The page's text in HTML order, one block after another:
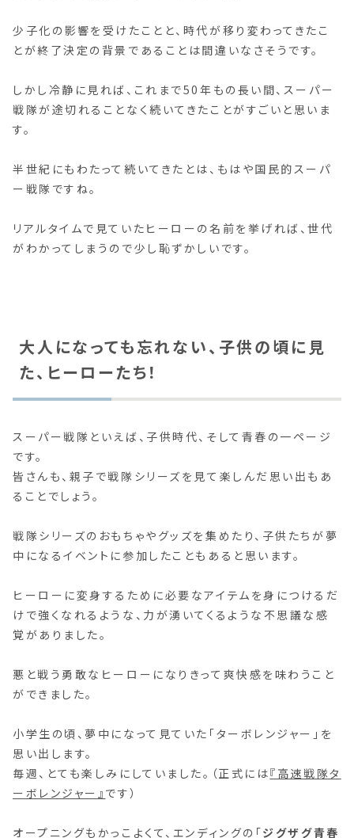
少子化の影響を受けたことと、時代が移り変わってきたこ
とが終了決定の背景であることは間違いなさそうです。
しかし冷静に見れば、これまで50年もの長い間、スーパー
戦隊が途切れることなく続いてきたことがすごいと思いま
す。
半世紀にもわたって続いてきたとは、もはや国民的スーパ
ー戦隊ですね。
リアルタイムで見ていたヒーローの名前を挙げれば、世代
がわかってしまうので少し恥ずかしいです。
大人になっても忘れない、子供の頃に見
た、ヒーローたち！
スーパー戦隊といえば、子供時代、そして青春の一ページ
です。
皆さんも、親子で戦隊シリーズを見て楽しんだ思い出もあ
ることでしょう。
戦隊シリーズのおもちゃやグッズを集めたり、子供たちが夢
中になるイベントに参加したこともあると思います。
ヒーローに変身するために必要なアイテムを身につけるだ
けで強くなれるような、力が湧いてくるような不思議な感
覚がありました。
悪と戦う勇敢なヒーローになりきって爽快感を味わうこと
ができました。
小学生の頃、夢中になって見ていた「ターボレンジャー」を
思い出します。
毎週、とても楽しみにしていました。（正式には『高速戦隊タ
ーボレンジャー』 です）
オープニングもかっこよくて、エンディングの「ジグザグ青春